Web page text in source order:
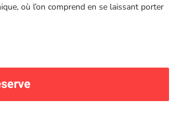
où l’on comprend en se laissant porter